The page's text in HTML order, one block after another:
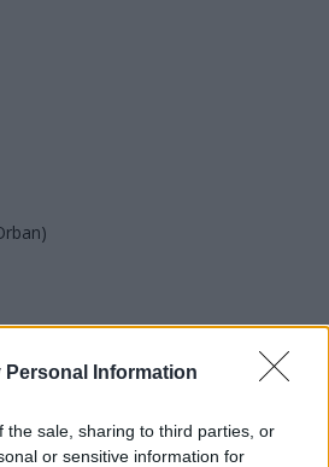
Personal Information
the sale, sharing to third parties, or
or sensitive information for